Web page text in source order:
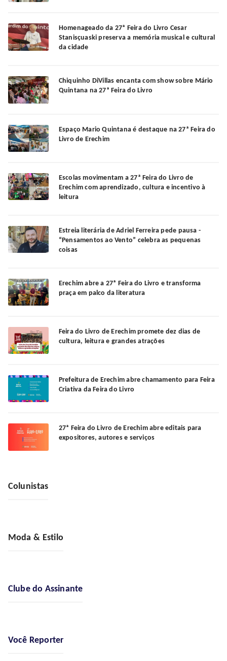
Homenageado da 27ª Feira do Livro Cesar
Stanisçuaski preserva a memória musical e cultural
da cidade
Chiquinho DiVillas encanta com show sobre Mário
Quintana na 27ª Feira do Livro
Espaço Mario Quintana é destaque na 27ª Feira do
Livro de Erechim
Escolas movimentam a 27ª Feira do Livro de
Erechim com aprendizado, cultura e incentivo à
leitura
Estreia literária de Adriel Ferreira pede pausa -
“Pensamentos ao Vento” celebra as pequenas
coisas
Erechim abre a 27ª Feira do Livro e transforma
praça em palco da literatura
Feira do Livro de Erechim promete dez dias de
cultura, leitura e grandes atrações
Prefeitura de Erechim abre chamamento para Feira
Criativa da Feira do Livro
27ª Feira do Livro de Erechim abre editais para
expositores, autores e serviços
Colunistas
Moda & Estilo
Clube do Assinante
Você Reporter